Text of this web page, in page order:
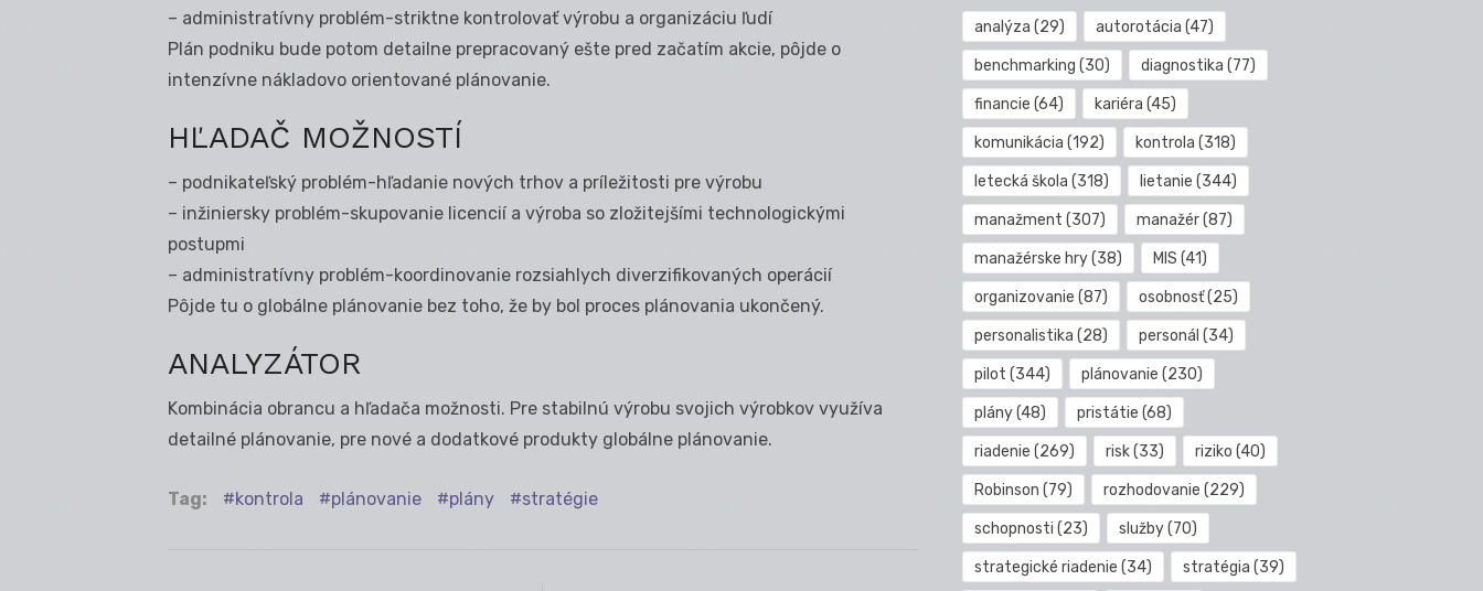
– administratívny problém-striktne kontrolovať výrobu a organizáciu ľudí
Plán podniku bude potom detailne prepracovaný ešte pred začatím akcie, pôjde o
intenzívne nákladovo orientované plánovanie.
HĽADAČ MOŽNOSTÍ
– podnikateľský problém-hľadanie nových trhov a príležitosti pre výrobu
– inžiniersky problém-skupovanie licencií a výroba so zložitejšími technologickými
postupmi
– administratívny problém-koordinovanie rozsiahlych diverzifikovaných operácií
Pôjde tu o globálne plánovanie bez toho, že by bol proces plánovania ukončený.
ANALYZÁTOR
Kombinácia obrancu a hľadača možnosti. Pre stabilnú výrobu svojich výrobkov využíva
detailné plánovanie, pre nové a dodatkové produkty globálne plánovanie.
Tag: kontrola plánovanie plány stratégie
analýza (29) autorotácia (47)
benchmarking (30) diagnostika (77)
financie (64) kariéra (45)
komunikácia (192) kontrola (318)
letecká škola (318) lietanie (344)
manažment (307) manažér(87)
manažérske hry(38) MIS (41)
organizovanie (87) osobnosť(25)
personalistika (28) personál (34)
pilot (344) plánovanie (230)
plány(48) pristátie (68)
riadenie (269) risk(33) riziko (40)
Robinson (79) rozhodovanie (229)
schopnosti (23) služby(70)
strategické riadenie (34) stratégia (39)